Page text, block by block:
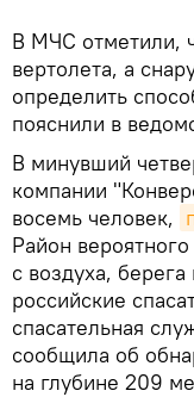
В МЧС отметили,
вертолета, а
определить
пояснили в
В минувший
компании
восемь человек,
Район
с воздуха,
российские
спасательная
сообщила об
на глубине 209